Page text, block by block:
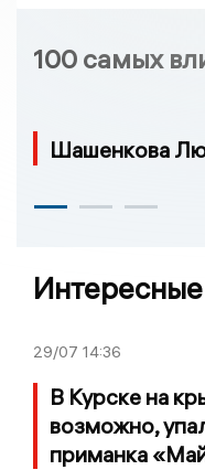
100 самых
Шашенкова
29/07 14:36
В Курске на
возможно,
приманка